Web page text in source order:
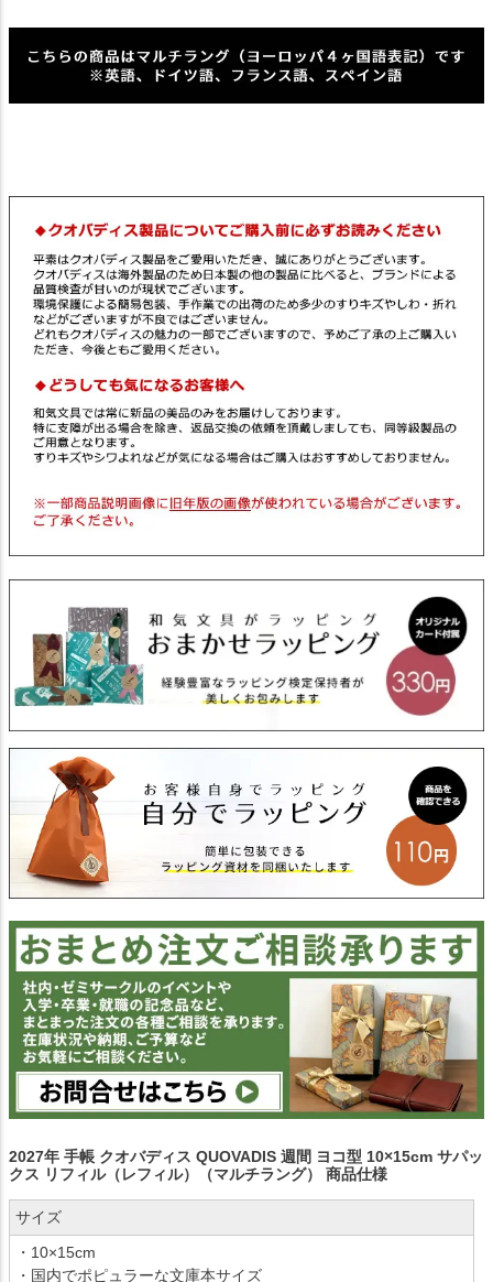
2027年 手帳 クオバディス QUOVADIS 週間 ヨコ型 10×15cm サパッ
クス リフィル（レフィル）（マルチラング） 商品仕様
サイズ
・10×15cm
・国内でポピュラーな文庫本サイズ